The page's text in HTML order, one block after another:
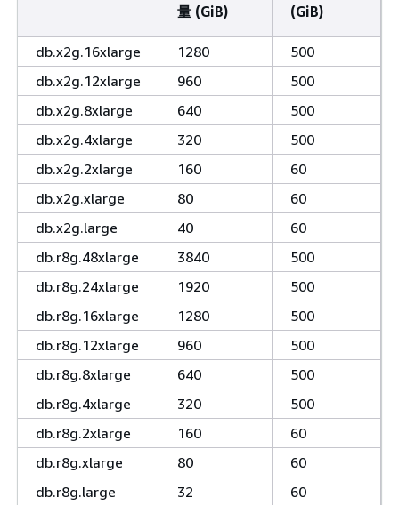
量 (GiB)
(GiB)
db.x2g.16xlarge 1280
500
db.x2g.12xlarge
960
500
db.x2g.8xlarge
640
500
db.x2g.4xlarge
320
500
db.x2g.2xlarge
160
60
db.x2g.xlarge
80
60
db.x2g.large
40
60
db.r8g.48xlarge
3840
500
db.r8g.24xlarge
1920
500
db.r8g.16xlarge
1280
500
db.r8g.12xlarge
960
500
db.r8g.8xlarge
640
500
db.r8g.4xlarge
320
500
db.r8g.2xlarge
160
60
db.r8g.xlarge
80
60
db.r8g.large
32
60